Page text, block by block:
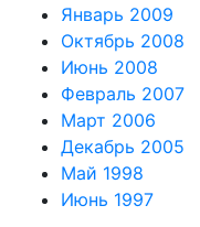
Январь 2009
Октябрь 2008
Июнь 2008
Февраль 2007
Март 2006
Декабрь 2005
Май 1998
Июнь 1997